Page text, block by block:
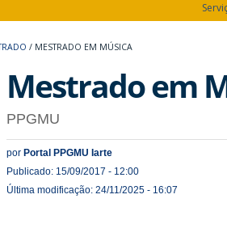
/ MESTRADO EM MÚSICA
Mestrado em
PPGMU
por Portal PPGMU Iarte
Publicado: 15/09/2017 - 12:00
Última modificação: 24/11/2025 - 16:07